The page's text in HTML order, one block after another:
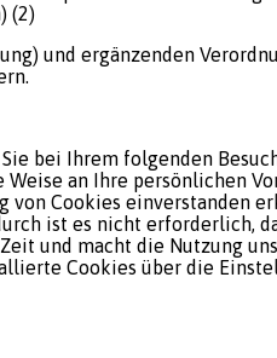
(2)
und ergänzenden
bei Ihrem folgenden
an Ihre persönlichen
von Cookies einverstanden
ist es nicht erforderlich,
und macht die Nutzung
Cookies über die